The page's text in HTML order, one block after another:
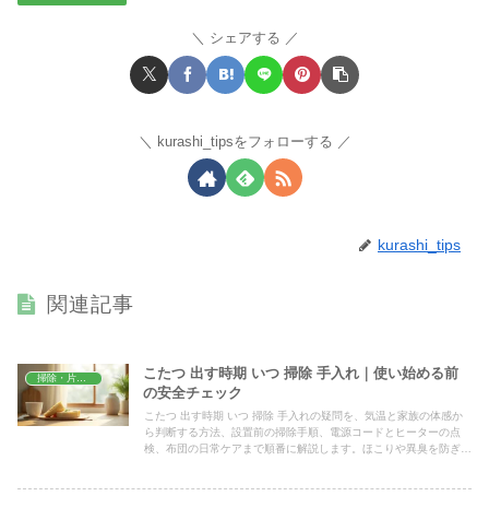
シェアする
kurashi_tipsをフォローする
kurashi_tips
関連記事
こたつ 出す時期 いつ 掃除 手入れ｜使い始める前
の安全チェック
こたつ 出す時期 いつ 掃除 手入れの疑問を、気温と家族の体感か
ら判断する方法、設置前の掃除手順、電源コードとヒーターの点
検、布団の日常ケアまで順番に解説します。ほこりや異臭を防ぎ、